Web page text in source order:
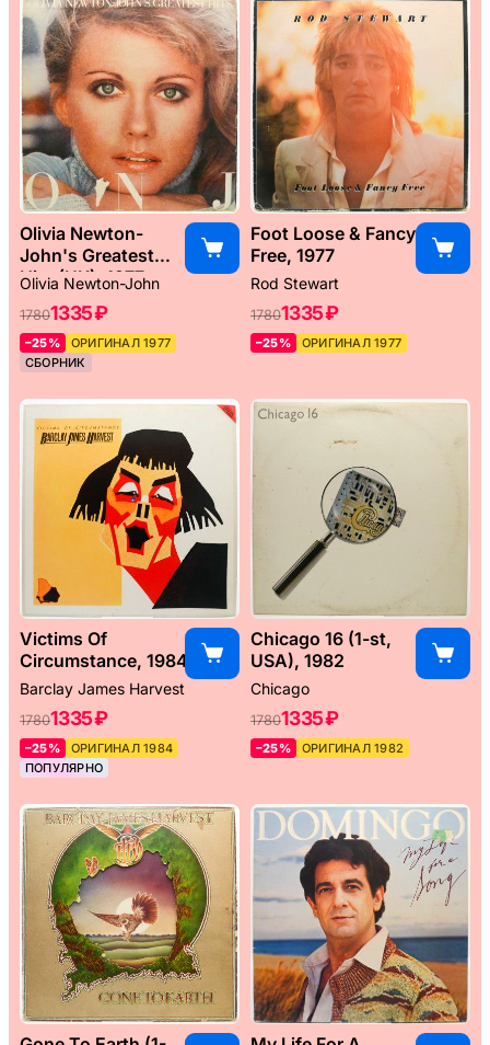
Olivia Newton-
John's Greatest
Hits (UK), 1977
Olivia Newton-John
17801335 ₽
–25%
ОРИГИНАЛ 1977
СБОРНИК
Foot Loose & Fancy
Free, 1977
Rod Stewart
17801335 ₽
–25% ОРИГИНАЛ 1977
Victims Of
Circumstance, 1984
Barclay James Harvest
17801335 ₽
–25%
ОРИГИНАЛ 1984
ПОПУЛЯРНО
Chicago 16 (1-st,
USA), 1982
Chicago
17801335 ₽
–25% ОРИГИНАЛ 1982